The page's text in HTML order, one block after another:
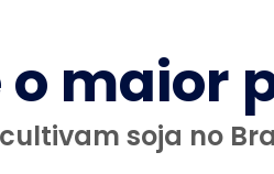
o maior
soja no